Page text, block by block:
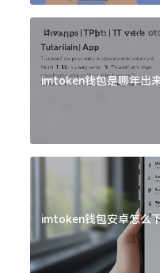
imtoken钱包是哪年出
imtoken钱包安卓怎么